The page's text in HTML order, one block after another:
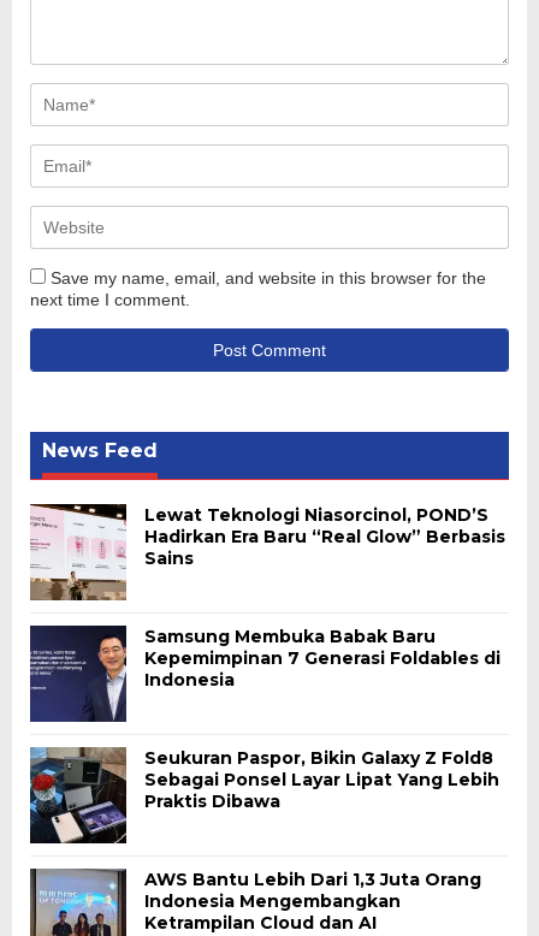
Save my name, email, and website in this browser for the
next time I comment.
News Feed
Lewat Teknologi Niasorcinol, POND’S
Hadirkan Era Baru “Real Glow” Berbasis
Sains
Samsung Membuka Babak Baru
Kepemimpinan 7 Generasi Foldables di
Indonesia
Seukuran Paspor, Bikin Galaxy Z Fold8
Sebagai Ponsel Layar Lipat Yang Lebih
Praktis Dibawa
AWS Bantu Lebih Dari 1,3 Juta Orang
Indonesia Mengembangkan
Ketrampilan Cloud dan AI